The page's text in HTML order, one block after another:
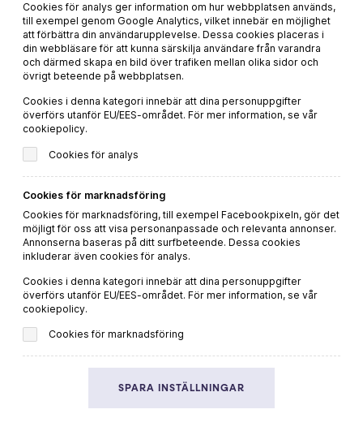
MER VIN OCH MAT
Du hittar fler goda recept och passande dryckestips på vår
systersajtViva Vin & Mat
VIN
RECEPT
INSPIRATION
Integritetspolicy
© 2026 ekovin.se
Cookies för analys ger information om hur webbplatsen används,
till exempel genom Google Analytics, vilket innebär en möjlighet
att förbättra din användarupplevelse. Dessa cookies placeras i
din webbläsare för att kunna särskilja användare från varandra
och därmed skapa en bild över trafiken mellan olika sidor och
övrigt beteende på webbplatsen.
Cookies i denna kategori innebär att dina personuppgifter
överförs utanför EU/EES-området. För mer information, se vår
cookiepolicy.
Cookies för analys
Cookies för marknadsföring
Cookies för marknadsföring, till exempel Facebookpixeln, gör det
möjligt för oss att visa personanpassade och relevanta annonser.
Annonserna baseras på ditt surfbeteende. Dessa cookies
inkluderar även cookies för analys.
Cookies i denna kategori innebär att dina personuppgifter
överförs utanför EU/EES-området. För mer information, se vår
cookiepolicy.
Cookies för marknadsföring
SPARA INSTÄLLNINGAR